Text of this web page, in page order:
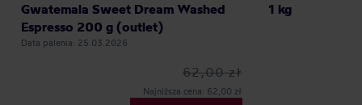
Gwatemala Sweet Dream Washed
Espresso 200 g (outlet)
Data palenia: 25.03.2026
62,00 zł
Najniższa cena: 62,00 zł
1 kg